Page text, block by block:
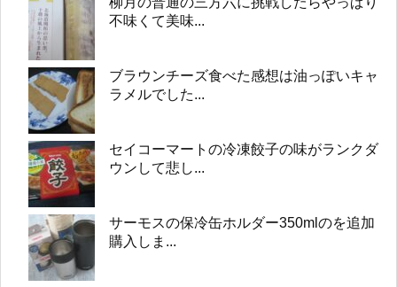
不味くて美味...
ブラウンチーズ食べた感想は油っぽいキャ
ラメルでした...
セイコーマートの冷凍餃子の味がランクダ
ウンして悲し...
サーモスの保冷缶ホルダー350mlのを追加
購入しま...